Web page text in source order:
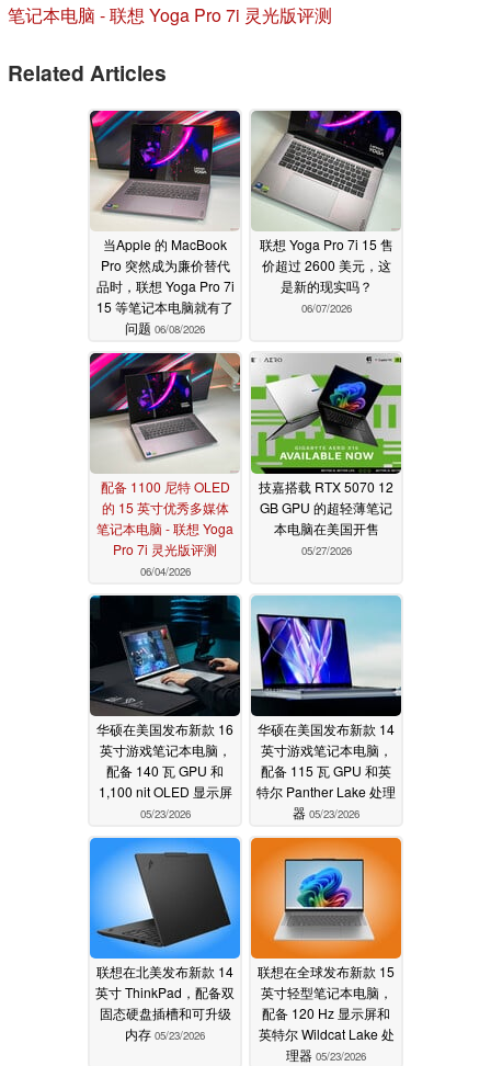
笔记本电脑 - 联想 Yoga Pro 7i 灵光版评测
Related Articles
当Apple 的 MacBook
Pro 突然成为廉价替代
品时，联想 Yoga Pro 7i
15 等笔记本电脑就有了
问题 06/08/2026
联想 Yoga Pro 7i 15 售
价超过 2600 美元，这
是新的现实吗？
06/07/2026
配备 1100 尼特 OLED
的 15 英寸优秀多媒体
笔记本电脑 - 联想 Yoga
Pro 7i 灵光版评测
06/04/2026
技嘉搭载 RTX 5070 12
GB GPU 的超轻薄笔记
本电脑在美国开售
05/27/2026
华硕在美国发布新款 16
英寸游戏笔记本电脑，
配备 140 瓦 GPU 和
1,100 nit OLED 显示屏
05/23/2026
华硕在美国发布新款 14
英寸游戏笔记本电脑，
配备 115 瓦 GPU 和英
特尔 Panther Lake 处理
器 05/23/2026
联想在北美发布新款 14
英寸 ThinkPad，配备双
固态硬盘插槽和可升级
内存 05/23/2026
联想在全球发布新款 15
英寸轻型笔记本电脑，
配备 120 Hz 显示屏和
英特尔 Wildcat Lake 处
理器 05/23/2026